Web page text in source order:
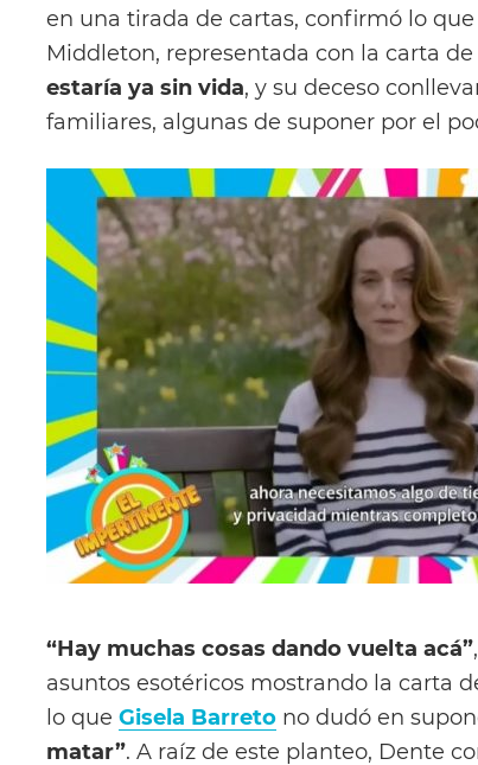
en una tirada de cartas, confirmó lo
Middleton, representada con la carta de
estaría ya sin vida, y su deceso
familiares, algunas de suponer por el
“Hay muchas cosas dando vuelta acá”
asuntos esotéricos mostrando la carta
lo que Gisela Barreto no dudó en
matar”. A raíz de este planteo, Dente